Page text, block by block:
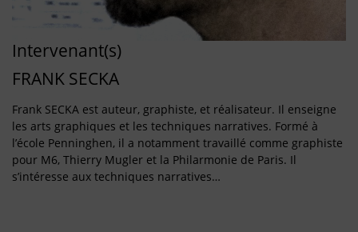
Intervenant(s)
FRANK SECKA
Frank SECKA est auteur, graphiste, et réalisateur. Il enseigne
les arts graphiques et les techniques narratives. Formé à
l’école Penninghen, il a notamment travaillé comme graphiste
pour M6, Thierry Mugler et la Philarmonie de Paris. Il
s’intéresse aux techniques narratives…